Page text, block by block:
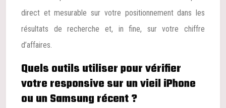
direct et mesurable sur votre positionnement dans les
résultats de recherche et, in fine, sur votre chiffre
d’affaires.
Quels outils utiliser pour vérifier
votre responsive sur un vieil iPhone
ou un Samsung récent ?